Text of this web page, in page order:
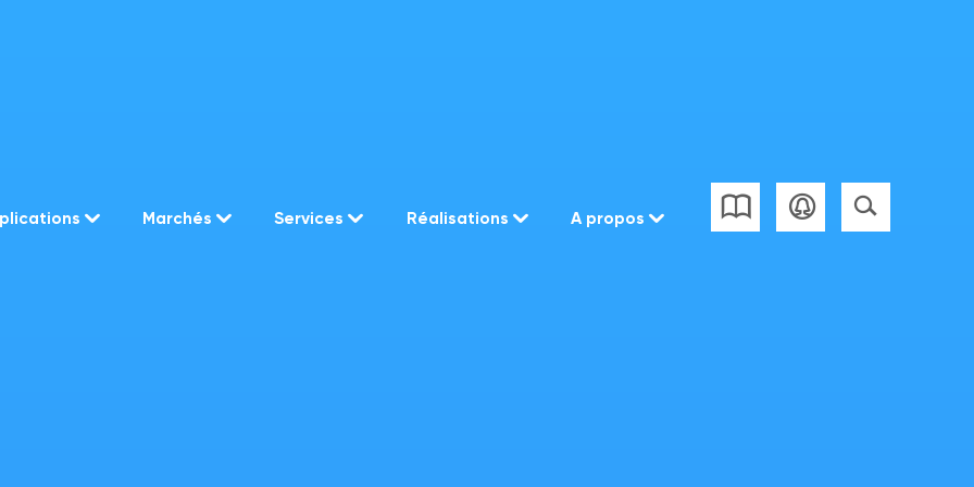
Marchés Services Réalisations A propos